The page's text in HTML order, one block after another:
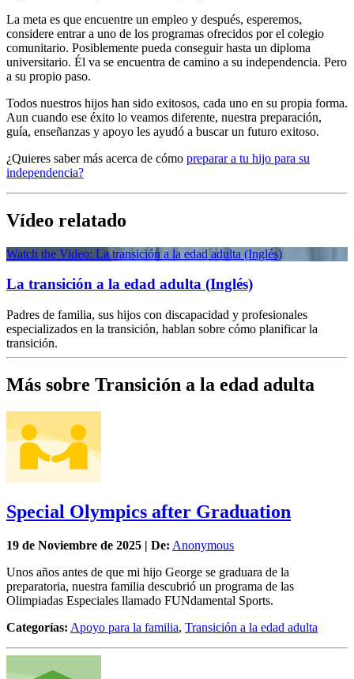
La meta es que encuentre un empleo y después, esperemos,
considere entrar a uno de los programas ofrecidos por el colegio
comunitario. Posiblemente pueda conseguir hasta un diploma
universitario. Él va se encuentra de camino a su independencia. Pero
a su propio paso.
Todos nuestros hijos han sido exitosos, cada uno en su propia forma.
Aun cuando ese éxito lo veamos diferente, nuestra preparación,
guía, enseñanzas y apoyo les ayudó a buscar un futuro exitoso.
¿Quieres saber más acerca de cómo preparar a tu hijo para su
independencia?
Vídeo relatado
Watch the Video: La transición a la edad adulta (Inglés)
La transición a la edad adulta (Inglés)
Padres de familia, sus hijos con discapacidad y profesionales
especializados en la transición, hablan sobre cómo planificar la
transición.
Más sobre Transición a la edad adulta
Special Olympics after Graduation
19 de Noviembre de 2025 | De: Anonymous
Unos años antes de que mi hijo George se graduara de la
preparatoria, nuestra familia descubrió un programa de las
Olimpiadas Especiales llamado FUNdamental Sports.
Categorías: Apoyo para la familia, Transición a la edad adulta